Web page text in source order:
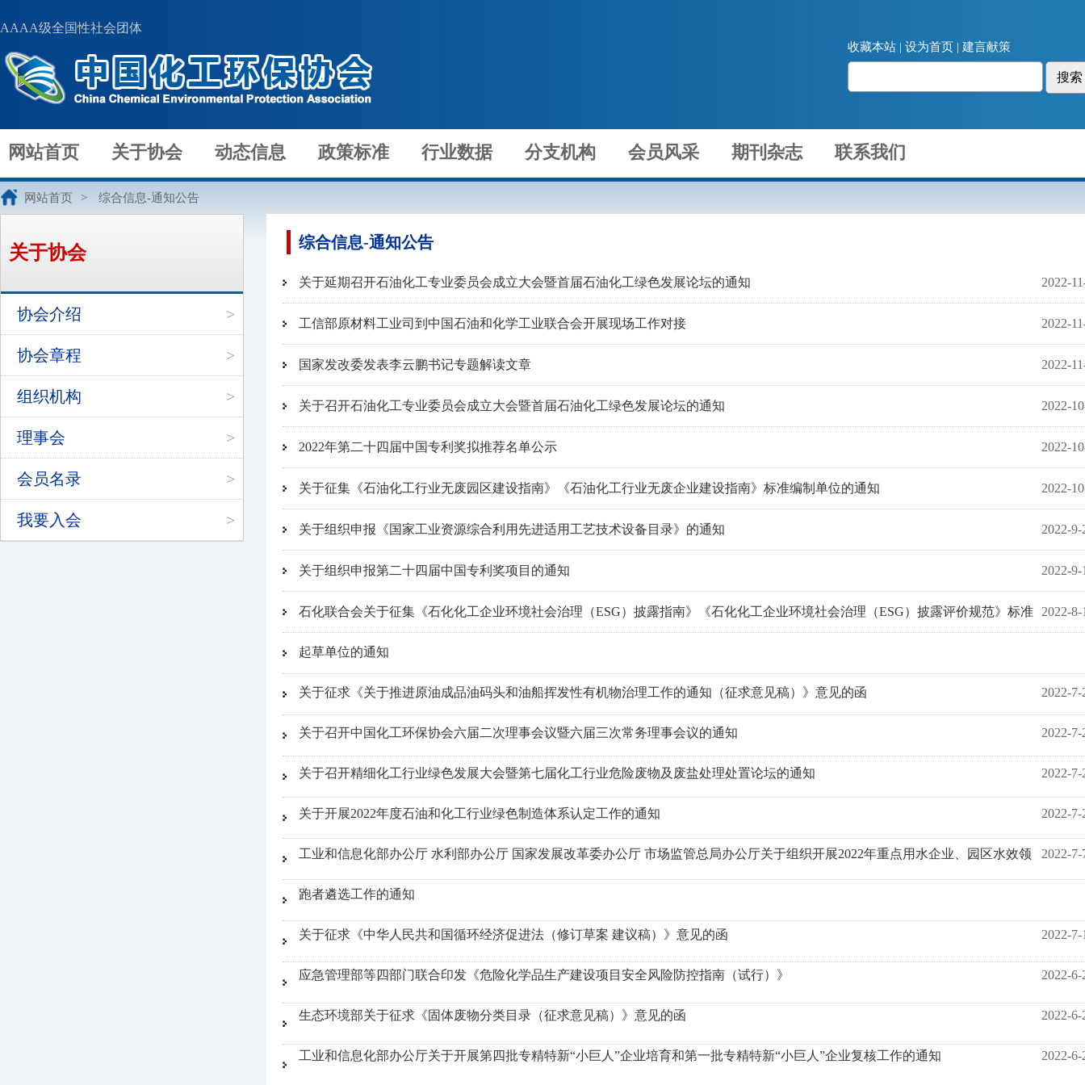
AAAA级全国性社会团体
收藏本站 | 设为首页 | 建言献策
网站首页 关于协会 动态信息 政策标准 行业数据 分支机构 会员风采 期刊杂志 联系我们
网站首页 > 综合信息-通知公告
关于协会
协会介绍 >
协会章程 >
组织机构 >
理事会 >
会员名录 >
我要入会 >
综合信息-通知公告
关于延期召开石油化工专业委员会成立大会暨首届石油化工绿色发展论坛的通知 2022-
工信部原材料工业司到中国石油和化学工业联合会开展现场工作对接 2022-
国家发改委发表李云鹏书记专题解读文章 2022-
关于召开石油化工专业委员会成立大会暨首届石油化工绿色发展论坛的通知 2022-
2022年第二十四届中国专利奖拟推荐名单公示 2022-
关于征集《石油化工行业无废园区建设指南》《石油化工行业无废企业建设指南》标准编制单位的通知 2022-
关于组织申报《国家工业资源综合利用先进适用工艺技术设备目录》的通知 2022-9-
关于组织申报第二十四届中国专利奖项目的通知 2022-9-
石化联合会关于征集《石化化工企业环境社会治理（ESG）披露指南》《石化化工企业环境社会治理（ESG）披露评价规范》标准
起草单位的通知
2022-8-
关于征求《关于推进原油成品油码头和油船挥发性有机物治理工作的通知（征求意见稿）》意见的函 2022-7-
关于召开中国化工环保协会六届二次理事会议暨六届三次常务理事会议的通知 2022-7-
关于召开精细化工行业绿色发展大会暨第七届化工行业危险废物及废盐处理处置论坛的通知 2022-7-
关于开展2022年度石油和化工行业绿色制造体系认定工作的通知 2022-7-
工业和信息化部办公厅 水利部办公厅 国家发展改革委办公厅 市场监管总局办公厅关于组织开展2022年重点用水企业、园区水效领
跑者遴选工作的通知
2022-7-
关于征求《中华人民共和国循环经济促进法（修订草案 建议稿）》意见的函 2022-7-
应急管理部等四部门联合印发《危险化学品生产建设项目安全风险防控指南（试行）》 2022-6-
生态环境部关于征求《固体废物分类目录（征求意见稿）》意见的函 2022-6-
工业和信息化部办公厅关于开展第四批专精特新“小巨人”企业培育和第一批专精特新“小巨人”企业复核工作的通知 2022-6-